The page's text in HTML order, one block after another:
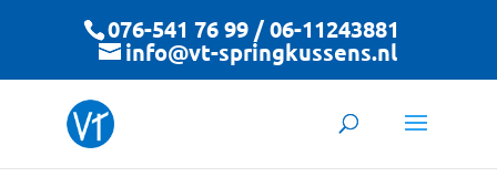
076-541 76 99 / 06-11243881
info@vt-springkussens.nl